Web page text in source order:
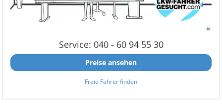
Service: 040 - 60 94 55 30
Preise ansehen
Freie Fahrer finden